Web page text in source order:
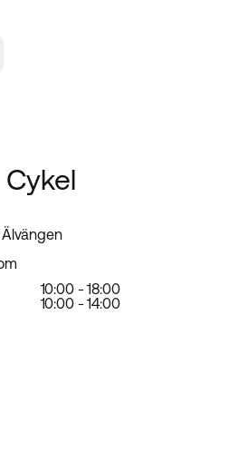
10:00 - 18:00
10:00 - 14:00